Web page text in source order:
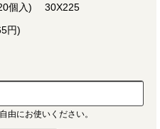
クです。比重が0.9と汎用
、耐薬品性、耐加水分解
囲の広いプラスチックとし
。
チックです。バランスの
個入) 30X225
円)
由にお使いください。